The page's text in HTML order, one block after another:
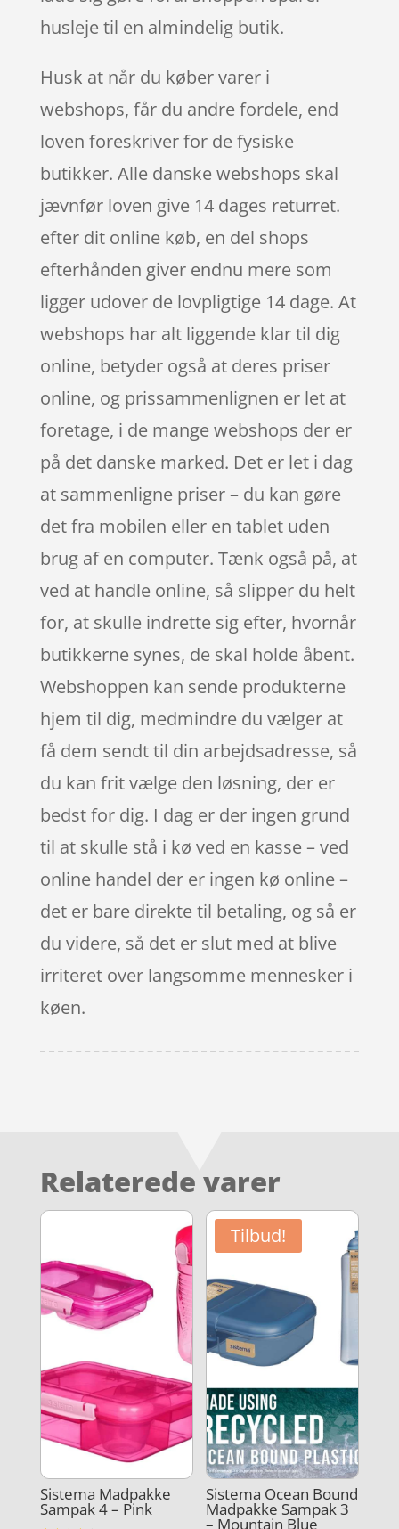
husleje til en almindelig butik.
Husk at når du køber varer i
webshops, får du andre fordele, end
loven foreskriver for de fysiske
butikker. Alle danske webshops skal
jævnfør loven give 14 dages returret.
efter dit online køb, en del shops
efterhånden giver endnu mere som
ligger udover de lovpligtige 14 dage. At
webshops har alt liggende klar til dig
online, betyder også at deres priser
online, og prissammenlignen er let at
foretage, i de mange webshops der er
på det danske marked. Det er let i dag
at sammenligne priser – du kan gøre
det fra mobilen eller en tablet uden
brug af en computer. Tænk også på, at
ved at handle online, så slipper du helt
for, at skulle indrette sig efter, hvornår
butikkerne synes, de skal holde åbent.
Webshoppen kan sende produkterne
hjem til dig, medmindre du vælger at
få dem sendt til din arbejdsadresse, så
du kan frit vælge den løsning, der er
bedst for dig. I dag er der ingen grund
til at skulle stå i kø ved en kasse – ved
online handel der er ingen kø online –
det er bare direkte til betaling, og så er
du videre, så det er slut med at blive
irriteret over langsomme mennesker i
køen.
Relaterede varer
Sistema Madpakke
Sampak 4 – Pink
Tilbud!
Sistema Ocean Bound
Madpakke Sampak 3
– Mountain Blue